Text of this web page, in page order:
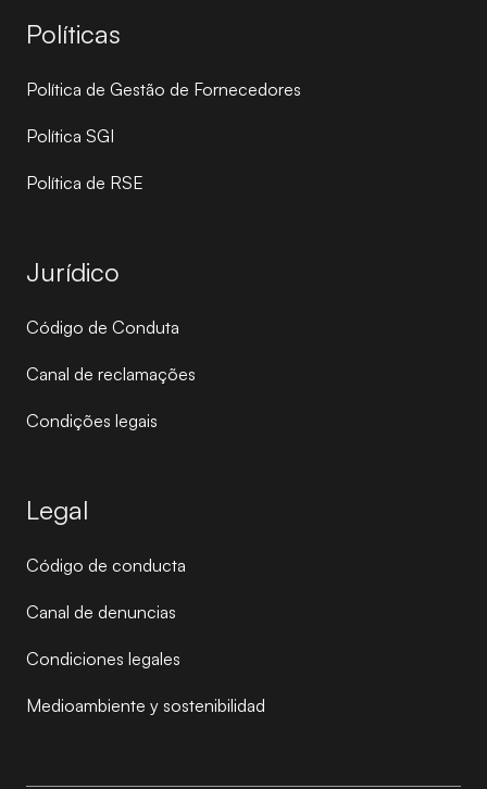
Políticas
Política de Gestão de Fornecedores
Política SGI
Política de RSE
Jurídico
Código de Conduta
Canal de reclamações
Condições legais
Legal
Código de conducta
Canal de denuncias
Condiciones legales
Medioambiente y sostenibilidad